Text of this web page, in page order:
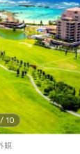
/10
観